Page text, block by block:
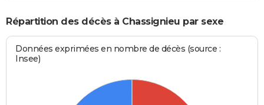
Répartition des décès à Chassignieu par sexe
Données exprimées en nombre de décès (source :
Insee)